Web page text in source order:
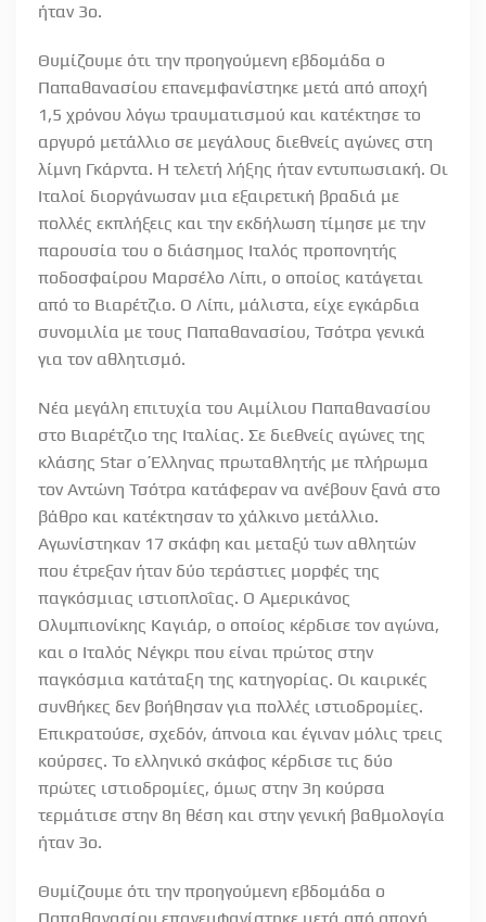
ήταν 3ο.
Θυμίζουμε ότι την προηγούμενη εβδομάδα ο
Παπαθανασίου επανεμφανίστηκε μετά από αποχή
1,5 χρόνου λόγω τραυματισμού και κατέκτησε το
αργυρό μετάλλιο σε μεγάλους διεθνείς αγώνες στη
λίμνη Γκάρντα. Η τελετή λήξης ήταν εντυπωσιακή. Οι
Ιταλοί διοργάνωσαν μια εξαιρετική βραδιά με
πολλές εκπλήξεις και την εκδήλωση τίμησε με την
παρουσία του ο διάσημος Ιταλός προπονητής
ποδοσφαίρου Μαρσέλο Λίπι, ο οποίος κατάγεται
από το Βιαρέτζιο. Ο Λίπι, μάλιστα, είχε εγκάρδια
συνομιλία με τους Παπαθανασίου, Τσότρα γενικά
για τον αθλητισμό.
Νέα μεγάλη επιτυχία του Αιμίλιου Παπαθανασίου
στο Βιαρέτζιο της Ιταλίας. Σε διεθνείς αγώνες της
κλάσης Star ο Έλληνας πρωταθλητής με πλήρωμα
τον Αντώνη Τσότρα κατάφεραν να ανέβουν ξανά στο
βάθρο και κατέκτησαν το χάλκινο μετάλλιο.
Αγωνίστηκαν 17 σκάφη και μεταξύ των αθλητών
που έτρεξαν ήταν δύο τεράστιες μορφές της
παγκόσμιας ιστιοπλοΐας. Ο Αμερικάνος
Ολυμπιονίκης Καγιάρ, ο οποίος κέρδισε τον αγώνα,
και ο Ιταλός Νέγκρι που είναι πρώτος στην
παγκόσμια κατάταξη της κατηγορίας. Οι καιρικές
συνθήκες δεν βοήθησαν για πολλές ιστιοδρομίες.
Επικρατούσε, σχεδόν, άπνοια και έγιναν μόλις τρεις
κούρσες. Το ελληνικό σκάφος κέρδισε τις δύο
πρώτες ιστιοδρομίες, όμως στην 3η κούρσα
τερμάτισε στην 8η θέση και στην γενική βαθμολογία
ήταν 3ο.
Θυμίζουμε ότι την προηγούμενη εβδομάδα ο